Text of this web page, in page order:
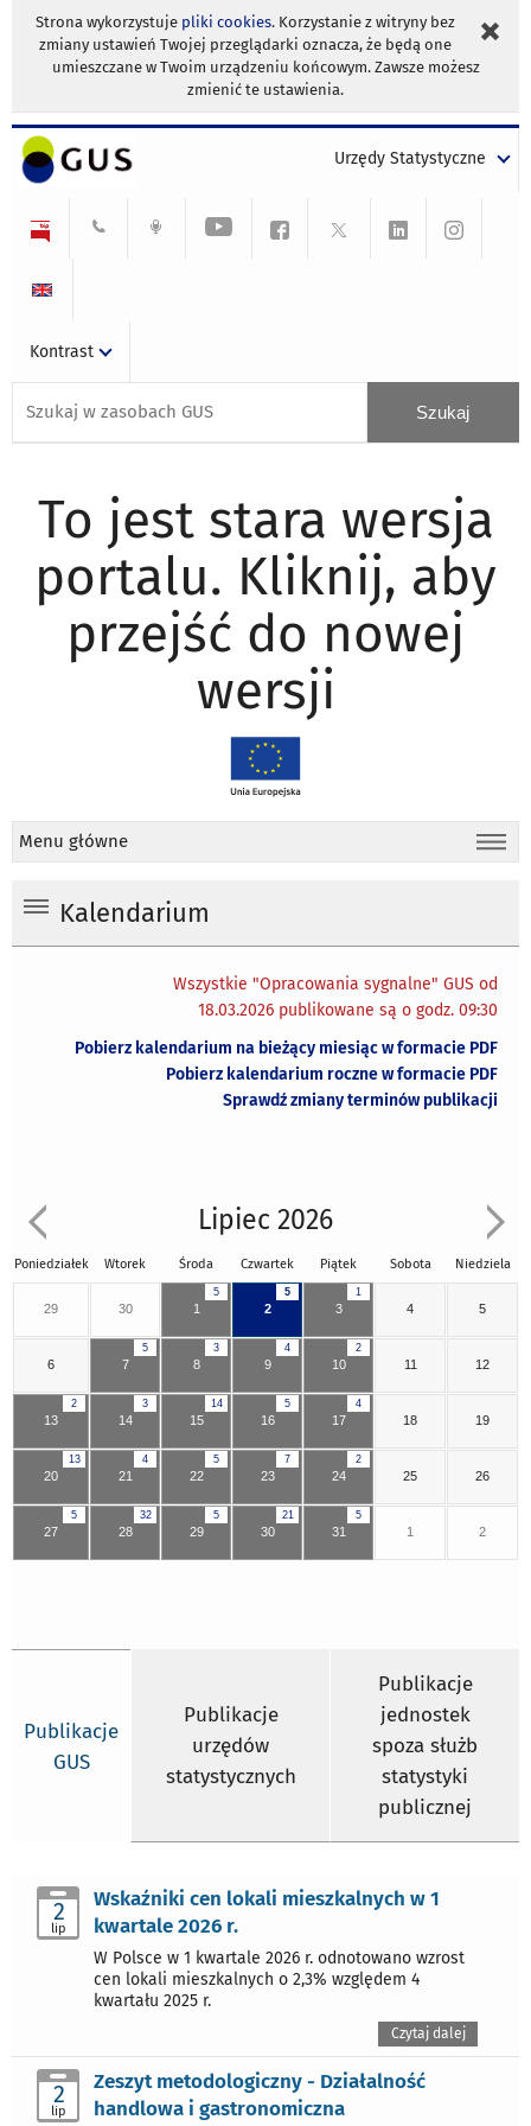
Strona wykorzystuje pliki cookies. Korzystanie z witryny bez
zmiany ustawień Twojej przeglądarki oznacza, że będą one
umieszczane w Twoim urządzeniu końcowym. Zawsze możesz
zmienić te ustawienia.
Urzędy Statystyczne
Kontrast
To jest stara wersja
portalu. Kliknij, aby
przejść do nowej
wersji
Menu główne
Kalendarium
Wszystkie "Opracowania sygnalne" GUS od
18.03.2026 publikowane są o godz. 09:30
Pobierz kalendarium na bieżący miesiąc w formacie PDF
Pobierz kalendarium roczne w formacie PDF
Sprawdź zmiany terminów publikacji
Lipiec 2026
Poniedziałek Wtorek Środa Czwartek Piątek Sobota Niedziela
29 30
5
1
5
2
1
3 4 5
6
5
7
3
8
4
9
2
10 11 12
2
13
3
14
14
15
5
16
4
17 18 19
13
20
4
21
5
22
7
23
2
24 25 26
5
27
32
28
5
29
21
30
5
31 1 2
Publikacje
GUS
Publikacje
urzędów
statystycznych
Publikacje
jednostek
spoza służb
statystyki
publicznej
2
lip
Wskaźniki cen lokali mieszkalnych w 1
kwartale 2026 r.
W Polsce w 1 kwartale 2026 r. odnotowano wzrost
cen lokali mieszkalnych o 2,3% względem 4
kwartału 2025 r.
Czytaj dalej
2
lip
Zeszyt metodologiczny - Działalność
handlowa i gastronomiczna